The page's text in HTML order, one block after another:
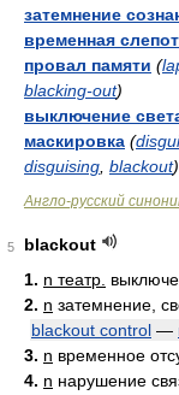
затемнение
временная
провал памяти (
blacking-out)
выключение
маскировка (
disguising blackout)
Англо-русский
5
blackout
1. n театр.
2. n затемнение,
blackout control —
3. n временное
4. n нарушение